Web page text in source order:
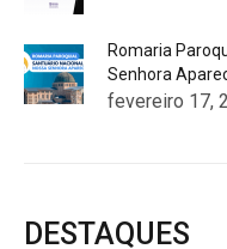
Romaria
Senhora
fevereiro 17,
DESTAQUES